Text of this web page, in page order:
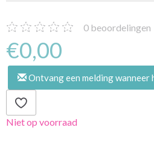
0 beoordelingen
€0,00
Ontvang een melding wanneer
Niet op voorraad